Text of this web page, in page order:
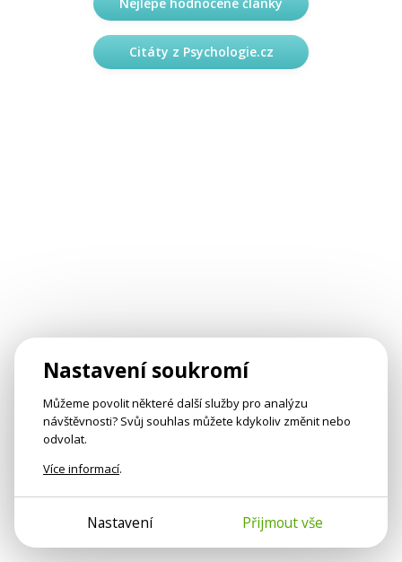
Citáty z Psychologie.cz
Nastavení soukromí
Můžeme povolit některé další služby pro analýzu
návštěvnosti? Svůj souhlas můžete kdykoliv změnit nebo
odvolat.
Více informací.
Nastavení Přijmout vše